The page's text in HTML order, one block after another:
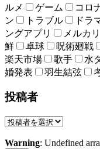
ルメ
ゲーム コロ
ン
トラブル ドラ
ングアプリ
メルカリ
鮮
卓球 呪術廻戦
楽天市場
歌手 水
婚発表
羽生結弦
投稿者
Warning: Undefined